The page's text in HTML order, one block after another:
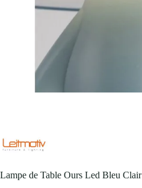
Lampe de Table Ours Led Bleu Clair